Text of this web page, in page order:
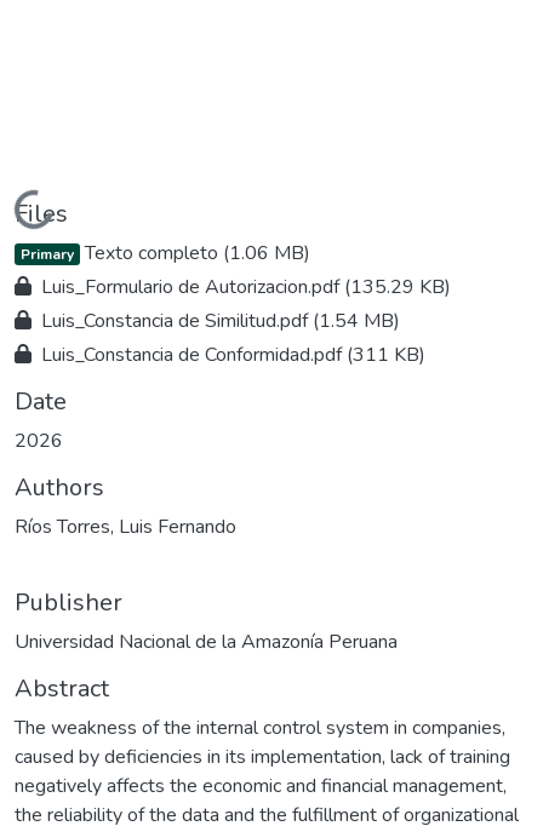
Loading...
Files
Primary Texto completo (1.06 MB)
Luis_Formulario de Autorizacion.pdf(135.29 KB)
Luis_Constancia de Similitud.pdf(1.54 MB)
Luis_Constancia de Conformidad.pdf(311 KB)
Date
2026
Authors
Ríos Torres, Luis Fernando
Publisher
Universidad Nacional de la Amazonía Peruana
Abstract
The weakness of the internal control system in companies,
caused by deficiencies in its implementation, lack of training
negatively affects the economic and financial management,
the reliability of the data and the fulfillment of organizational